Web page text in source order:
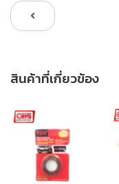
สินค้าที่เกี่ยวข้อง